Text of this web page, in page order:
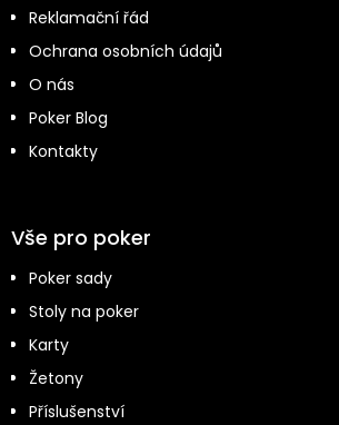
Reklamační řád
Ochrana osobních údajů
O nás
Poker Blog
Kontakty
Vše pro poker
Poker sady
Stoly na poker
Karty
Žetony
Příslušenství